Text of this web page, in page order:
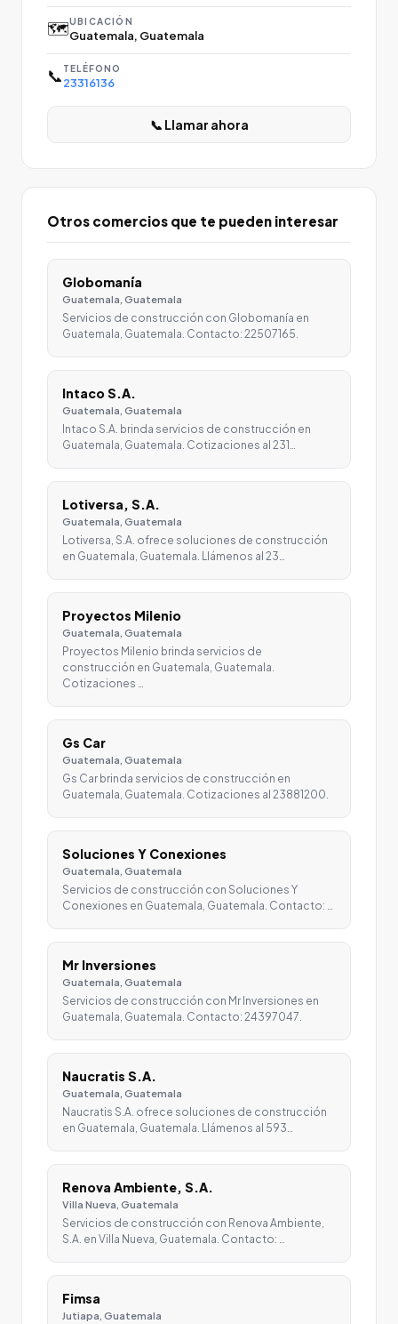
🗺️UBICACIÓN
Guatemala, Guatemala
📞 TELÉFONO
23316136
📞 Llamar ahora
Otros comercios que te pueden interesar
Globomanía
Guatemala, Guatemala
Servicios de construcción con Globomanía en
Guatemala, Guatemala. Contacto: 22507165.
Intaco S.A.
Guatemala, Guatemala
Intaco S.A. brinda servicios de construcción en
Guatemala, Guatemala. Cotizaciones al 231…
Lotiversa, S.A.
Guatemala, Guatemala
Lotiversa, S.A. ofrece soluciones de construcción
en Guatemala, Guatemala. Llámenos al 23…
Proyectos Milenio
Guatemala, Guatemala
Proyectos Milenio brinda servicios de
construcción en Guatemala, Guatemala.
Cotizaciones …
Gs Car
Guatemala, Guatemala
Gs Car brinda servicios de construcción en
Guatemala, Guatemala. Cotizaciones al 23881200.
Soluciones Y Conexiones
Guatemala, Guatemala
Servicios de construcción con Soluciones Y
Conexiones en Guatemala, Guatemala. Contacto: …
Mr Inversiones
Guatemala, Guatemala
Servicios de construcción con Mr Inversiones en
Guatemala, Guatemala. Contacto: 24397047.
Naucratis S.A.
Guatemala, Guatemala
Naucratis S.A. ofrece soluciones de construcción
en Guatemala, Guatemala. Llámenos al 593…
Renova Ambiente, S.A.
Villa Nueva, Guatemala
Servicios de construcción con Renova Ambiente,
S.A. en Villa Nueva, Guatemala. Contacto: …
Fimsa
Jutiapa, Guatemala